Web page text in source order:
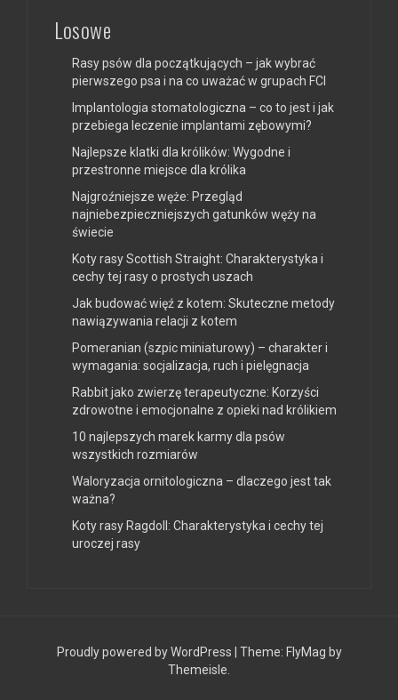
Losowe
Rasy psów dla początkujących – jak wybrać
pierwszego psa i na co uważać w grupach FCI
Implantologia stomatologiczna – co to jest i jak
przebiega leczenie implantami zębowymi?
Najlepsze klatki dla królików: Wygodne i
przestronne miejsce dla królika
Najgroźniejsze węże: Przegląd
najniebezpieczniejszych gatunków węży na
świecie
Koty rasy Scottish Straight: Charakterystyka i
cechy tej rasy o prostych uszach
Jak budować więź z kotem: Skuteczne metody
nawiązywania relacji z kotem
Pomeranian (szpic miniaturowy) – charakter i
wymagania: socjalizacja, ruch i pielęgnacja
Rabbit jako zwierzę terapeutyczne: Korzyści
zdrowotne i emocjonalne z opieki nad królikiem
10 najlepszych marek karmy dla psów
wszystkich rozmiarów
Waloryzacja ornitologiczna – dlaczego jest tak
ważna?
Koty rasy Ragdoll: Charakterystyka i cechy tej
uroczej rasy
Proudly powered by WordPress Theme: FlyMag by
Themeisle.